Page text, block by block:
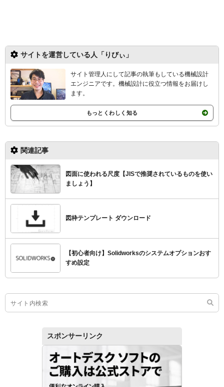
関連記事
図面に使われる尺度【JISで推奨されているものを使い
ましょう】
図枠テンプレート ダウンロード
【初心者向け】Solidworksのシステムオプションおす
すめ設定
サイトを運営している人「りびぃ」
サイト管理人にして記事の執筆もしている機械設計
エンジニアです。機械設計に役立つ情報をお届けし
ます。
もっとくわしく知る
スポンサーリンク